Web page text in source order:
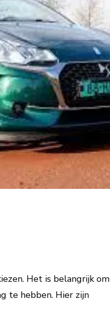
Het is belangrijk om
te hebben. Hier zijn